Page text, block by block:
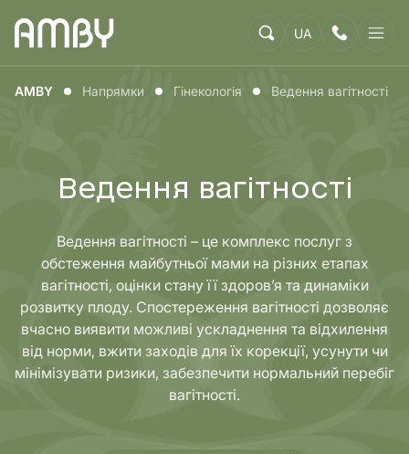
UA
AMBY Напрямки Гінекологія Ведення вагітності
Ведення вагітності
Ведення вагітності – це комплекс послуг з
обстеження майбутньої мами на різних етапах
вагітності, оцінки стану її здоров’я та динаміки
розвитку плоду. Спостереження вагітності дозволяє
вчасно виявити можливі ускладнення та відхилення
від норми, вжити заходів для їх корекції, усунути чи
мінімізувати ризики, забезпечити нормальний перебіг
вагітності.